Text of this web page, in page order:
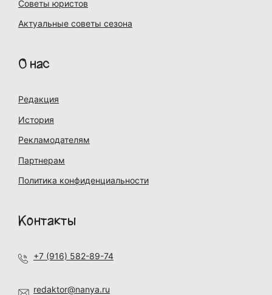
Советы юристов
Актуальные советы сезона
О нас
Редакция
История
Рекламодателям
Партнерам
Политика конфиденциальности
Контакты
+7 (916) 582-89-74
redaktor@nanya.ru